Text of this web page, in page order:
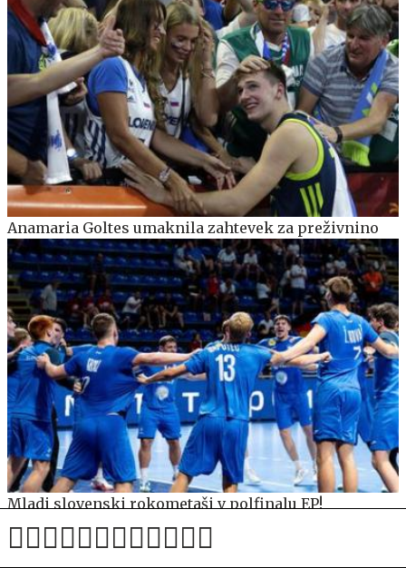
Anamaria Goltes umaknila zahtevek za preživnino
Mladi slovenski rokometaši v polfinalu EP!